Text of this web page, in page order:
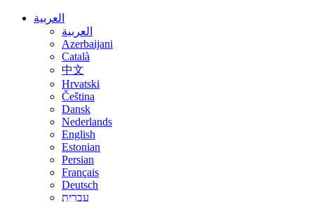
العربية
العربية
Azerbaijani
Català
中文
Hrvatski
Čeština
Dansk
Nederlands
English
Estonian
Persian
Français
Deutsch
עברית